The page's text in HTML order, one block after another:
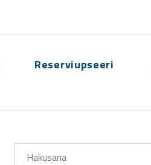
Reserviupseeri